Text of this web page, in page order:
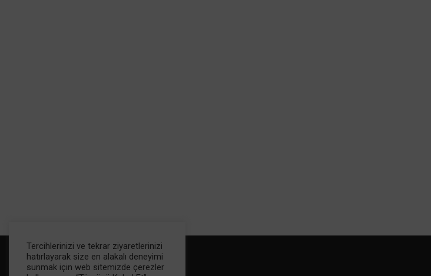
Tercihlerinizi ve tekrar ziyaretlerinizi
hatırlayarak size en alakalı deneyimi
sunmak için web sitemizde çerezler